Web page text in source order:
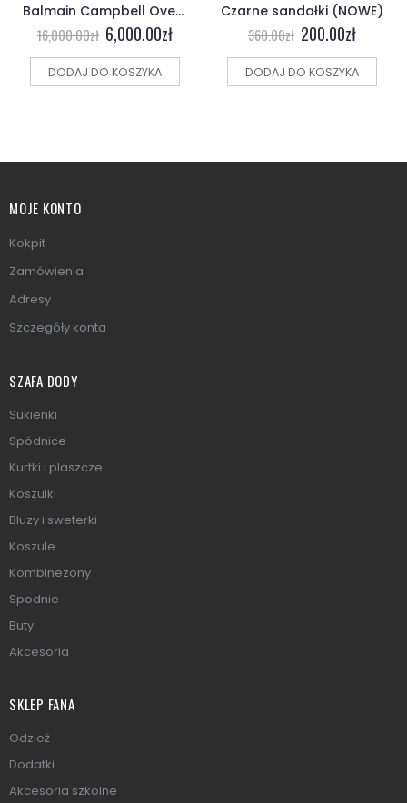
Balmain Campbell Over the Knee Boot (NEW)
16,000.00zł 6,000.00zł
DODAJ DO KOSZYKA
Czarne sandałki (NOWE)
360.00zł 200.00zł
DODAJ DO KOSZYKA
MOJE KONTO
Kokpit
Zamówienia
Adresy
Szczegóły konta
SZAFA DODY
Sukienki
Spódnice
Kurtki i plaszcze
Koszulki
Bluzy i sweterki
Koszule
Kombinezony
Spodnie
Buty
Akcesoria
SKLEP FANA
Odzież
Dodatki
Akcesoria szkolne